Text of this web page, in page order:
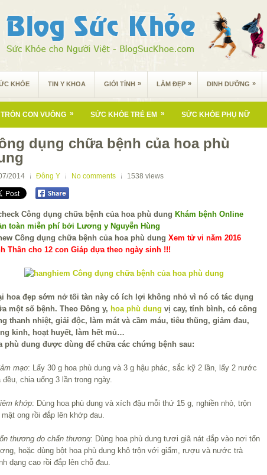
KHỎE TIN Y KHOA GIỚI TÍNH » LÀM ĐẸP » DINH DƯỠNG »
TRÒN CON VUÔNG » SỨC KHỎE TRẺ EM » SỨC KHỎE PHỤ NỮ
dụng chữa bệnh của hoa phù
2014 Đông Y No comments 1538 views
Khám bệnh Online
toàn miễn phí bởi Lương y Nguyễn Hùng
Xem tử vi năm 2016
Thân cho 12 con Giáp dựa theo ngày sinh !!!
hoa đẹp sớm nở tối tàn này có ích lợi không nhỏ vì nó có tác dụng
một số bệnh. Theo Đông y, hoa phù dung vị cay, tính bình, có công
thanh nhiệt, giải độc, làm mát và cầm máu, tiêu thũng, giảm đau,
kinh, hoạt huyết, làm hết mủ…
phù dung được dùng để chữa các chứng bệnh sau:
mạo: Lấy 30 g hoa phù dung và 3 g hậu phác, sắc kỹ 2 lần, lấy 2 nước
đều, chia uống 3 lần trong ngày.
khớp: Dùng hoa phù dung và xích đậu mỗi thứ 15 g, nghiền nhỏ, trộn
ong rồi đắp lên khớp đau.
thương do chấn thương: Dùng hoa phù dung tươi giã nát đắp vào nơi tổn
hoặc dùng bột hoa phù dung khô trộn với giấm, rượu và nước trà
dạng cao rồi đắp lên chỗ đau.